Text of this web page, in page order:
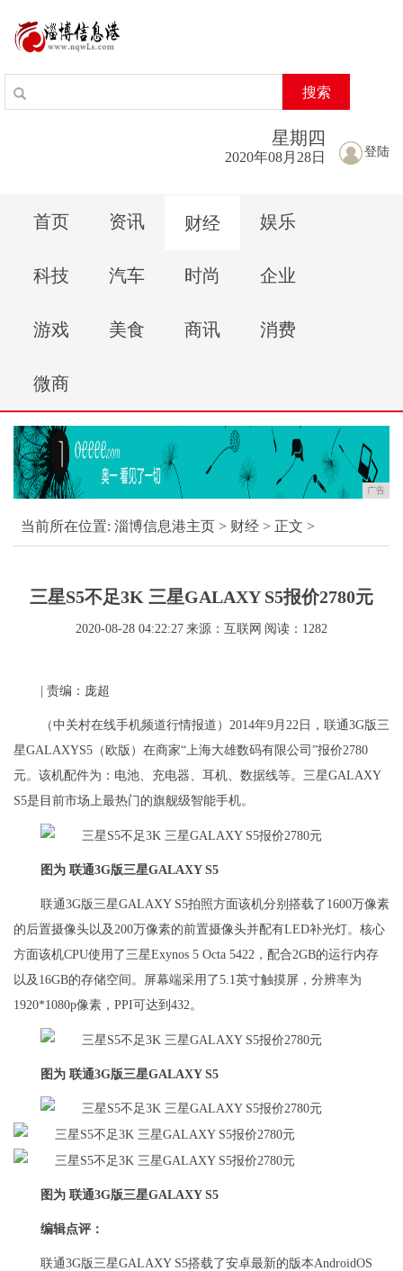
搜索
登陆
星期 四
2020年08月28日
首页 资讯 财经 娱乐
科技 汽车 时尚 企业
游戏 美食 商讯 消费
微商
广告
当前所在位置: 淄博信息港主页 > 财经 > 正文 >
三星S5不足3K 三星GALAXY S5报价2780元
2020-08-28 04:22:27 来源：互联网 阅读：1282
| 责编：庞超
（中关村在线手机频道行情报道）2014年9月22日，联通3G版三
星GALAXYS5（欧版）在商家“上海大雄数码有限公司”报价2780
元。该机配件为：电池、充电器、耳机、数据线等。三星GALAXY
S5是目前市场上最热门的旗舰级智能手机。
图为 联通3G版三星GALAXY S5
联通3G版三星GALAXY S5拍照方面该机分别搭载了1600万像素
的后置摄像头以及200万像素的前置摄像头并配有LED补光灯。核心
方面该机CPU使用了三星Exynos 5 Octa 5422，配合2GB的运行内存
以及16GB的存储空间。屏幕端采用了5.1英寸触摸屏，分辨率为
1920*1080p像素，PPI可达到432。
图为 联通3G版三星GALAXY S5
图为 联通3G版三星GALAXY S5
编辑点评：
联通3G版三星GALAXY S5搭载了安卓最新的版本AndroidOS